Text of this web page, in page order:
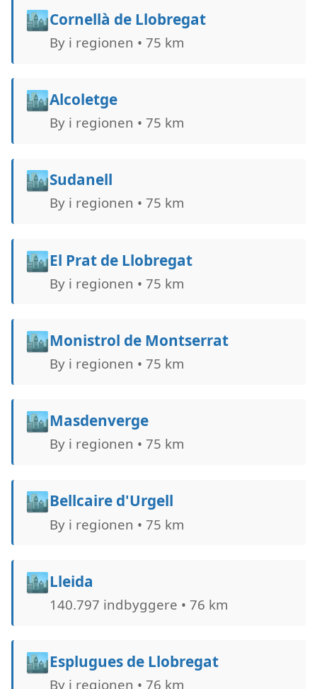
🏙️Cornellà de Llobregat
By i regionen • 75 km
🏙️Alcoletge
By i regionen • 75 km
🏙️Sudanell
By i regionen • 75 km
🏙️El Prat de Llobregat
By i regionen • 75 km
🏙️Monistrol de Montserrat
By i regionen • 75 km
🏙️Masdenverge
By i regionen • 75 km
🏙️Bellcaire d'Urgell
By i regionen • 75 km
🏙️Lleida
140.797 indbyggere • 76 km
🏙️Esplugues de Llobregat
By i regionen • 76 km